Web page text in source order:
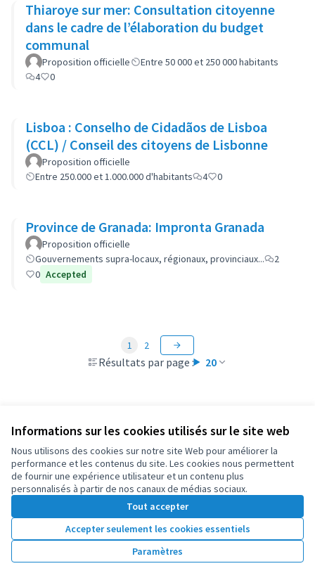
Informations sur les cookies utilisés sur le site web
Nous utilisons des cookies sur notre site Web pour améliorer la
performance et les contenus du site. Les cookies nous permettent
de fournir une expérience utilisateur et un contenu plus
personnalisés à partir de nos canaux de médias sociaux.
Tout accepter
Accepter seulement les cookies essentiels
Paramètres
Thiaroye sur mer: Consultation citoyenne
dans le cadre de l’élaboration du budget
communal
Proposition officielle
Entre 50 000 et 250 000 habitants
4
0
Lisboa : Conselho de Cidadãos de Lisboa
(CCL) / Conseil des citoyens de Lisbonne
Proposition officielle
Entre 250.000 et 1.000.000 d'habitants
4 0
Province de Granada: Impronta Granada
Proposition officielle
Gouvernements supra-locaux, régionaux, provinciaux...
2
0 Accepted
Résultats par page : 20
1 2
Conditions d'utilisation
Paramètres des cookies
OIDP sur X
(Lien externe)
OIDP sur Facebook
(Lien externe)
OIDP sur YouTube
(Lien externe)
Français
Choose languageChoisir la langueElegir el idioma
Site réalisé grâce aulogiciel libre Decidim .
Licence
(Lien